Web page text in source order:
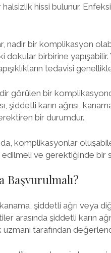
halsizlik hissi bulunur.
nadir bir komplikasyon
dokular birbirine
tedavisi
görülen bir
şiddetli karın ağrısı,
bir durumdur.
komplikasyonlar
ve gerektiğinde bir
Başvurulmalı?
kanama, şiddetli ağrı veya
arasında şiddetli karın
tarafından